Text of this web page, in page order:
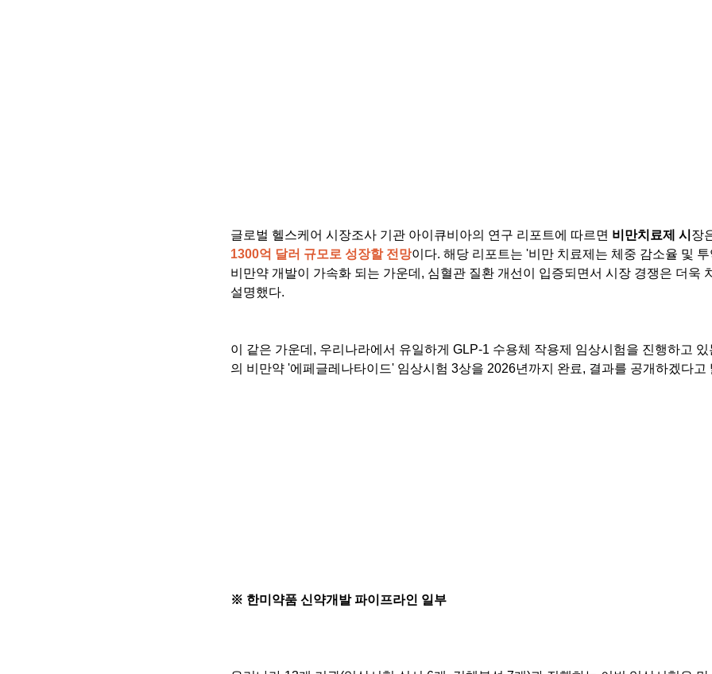
글로벌 헬스케어 시장조사 기관 아이큐비아의 연구 리포트에 따르면 비만치료제 시 장
1300억 달러 규모로 성장할 전망이다. 해당 리포트는 '비만 치료제는 체중 감소율 및
비만약 개발이 가속화 되는 가운데, 심혈관 질환 개선이 입증되면서 시장 경쟁은 더욱
설명했다.
이 같은 가운데, 우리나라에서 유일하게 GLP-1 수용체 작용제 임상시험을 진행하고
의 비만약 '에페글레나타이드' 임상시험 3상을 2026년까지 완료, 결과를 공개하겠다고
※ 한미약품 신약개발 파이프라인 일부